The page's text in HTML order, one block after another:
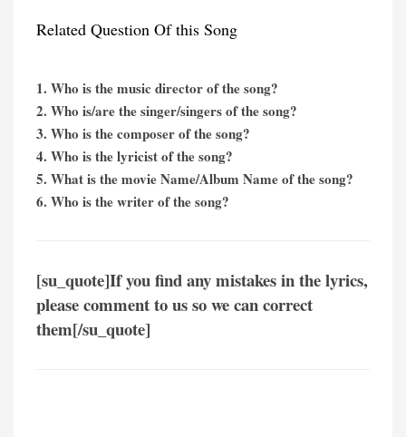
Related Question Of this Song
1. Who is the music director of the song?
2. Who is/are the singer/singers of the song?
3. Who is the composer of the song?
4. Who is the lyricist of the song?
5. What is the movie Name/Album Name of the song?
6. Who is the writer of the song?
[su_quote]If you find any mistakes in the lyrics,
please comment to us so we can correct
them[/su_quote]